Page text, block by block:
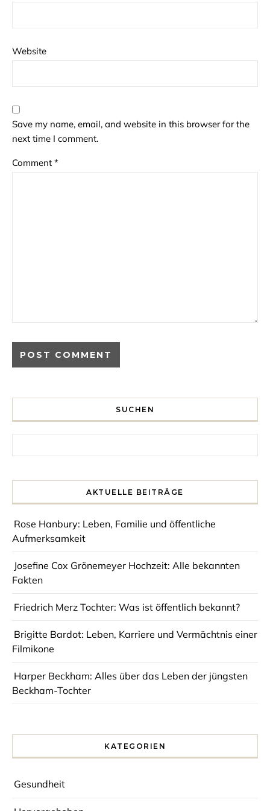
Website
Save my name, email, and website in this browser for the
next time I comment.
Comment *
SUCHEN
AKTUELLE BEITRÄGE
Rose Hanbury: Leben, Familie und öffentliche
Aufmerksamkeit
Josefine Cox Grönemeyer Hochzeit: Alle bekannten
Fakten
Friedrich Merz Tochter: Was ist öffentlich bekannt?
Brigitte Bardot: Leben, Karriere und Vermächtnis einer
Filmikone
Harper Beckham: Alles über das Leben der jüngsten
Beckham-Tochter
KATEGORIEN
Gesundheit